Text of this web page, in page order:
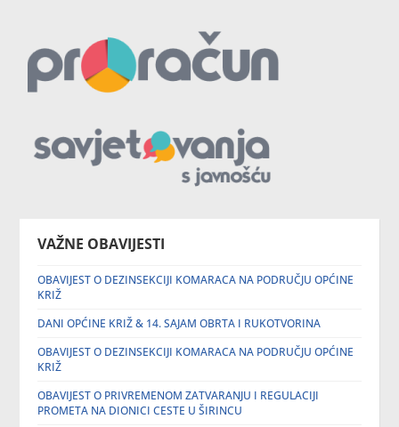
VAŽNE OBAVIJESTI
OBAVIJEST O DEZINSEKCIJI KOMARACA NA PODRUČJU OPĆINE
KRIŽ
DANI OPĆINE KRIŽ & 14. SAJAM OBRTA I RUKOTVORINA
OBAVIJEST O DEZINSEKCIJI KOMARACA NA PODRUČJU OPĆINE
KRIŽ
OBAVIJEST O PRIVREMENOM ZATVARANJU I REGULACIJI
PROMETA NA DIONICI CESTE U ŠIRINCU